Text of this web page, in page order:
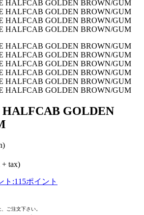
HALFCAB GOLDEN
+ tax)
ト :115ポイント
ご注文下さい。